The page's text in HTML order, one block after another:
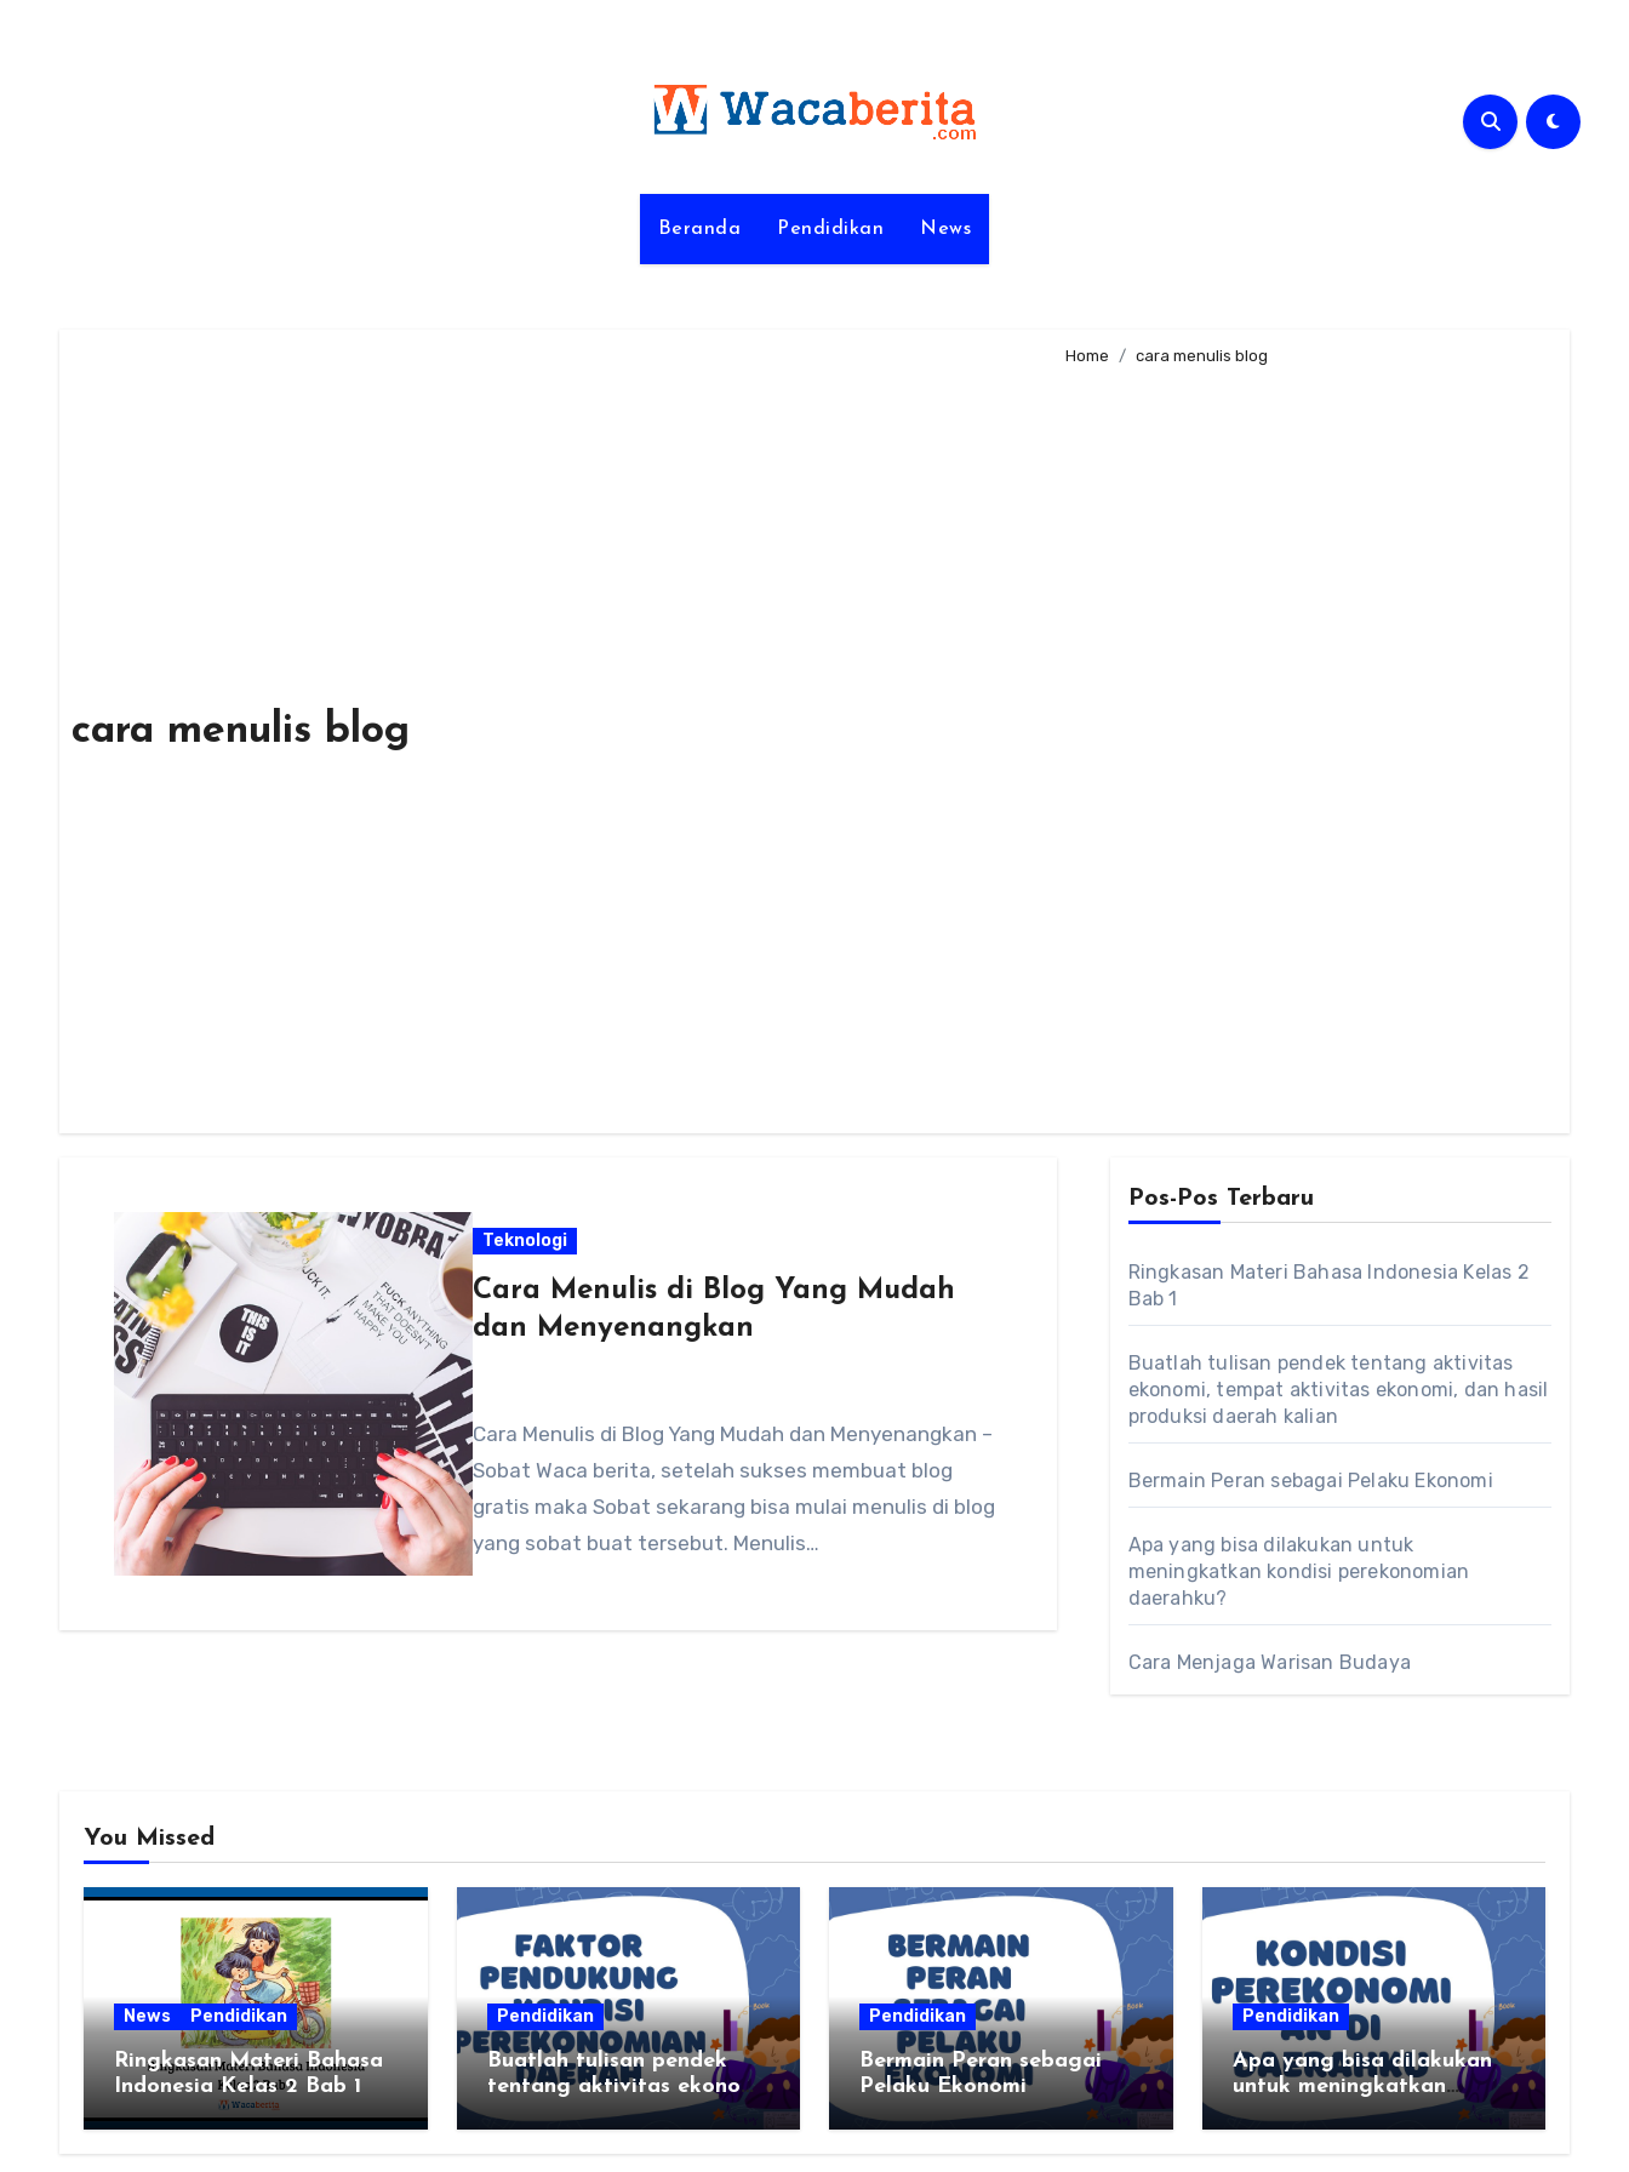
Beranda Pendidikan News
cara menulis blog
Home cara menulis blog
Teknologi
Cara Menulis di Blog Yang Mudah
dan Menyenangkan
Cara Menulis di Blog Yang Mudah dan Menyenangkan –
Sobat Waca berita, setelah sukses membuat blog
gratis maka Sobat sekarang bisa mulai menulis di blog
yang sobat buat tersebut. Menulis…
Pos-Pos Terbaru
Ringkasan Materi Bahasa Indonesia Kelas 2
Bab 1
Buatlah tulisan pendek tentang aktivitas
ekonomi, tempat aktivitas ekonomi, dan hasil
produksi daerah kalian
Bermain Peran sebagai Pelaku Ekonomi
Apa yang bisa dilakukan untuk
meningkatkan kondisi perekonomian
daerahku?
Cara Menjaga Warisan Budaya
You Missed
News Pendidikan
Ringkasan Materi Bahasa
Indonesia Kelas 2 Bab 1
Pendidikan
Buatlah tulisan pendek
tentang aktivitas ekonomi,
tempat aktivitas ekonomi,
dan hasil produksi daerah
Pendidikan
Bermain Peran sebagai
Pelaku Ekonomi
Pendidikan
Apa yang bisa dilakukan
untuk meningkatkan
kondisi perekonomian
daerahku?